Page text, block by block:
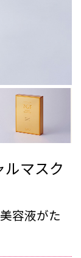
ルマスク
容液がた